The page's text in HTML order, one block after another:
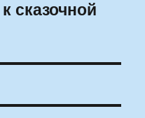
сказочной